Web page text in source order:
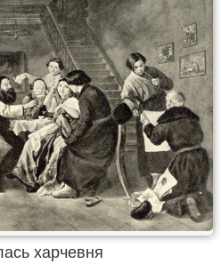
харчевня